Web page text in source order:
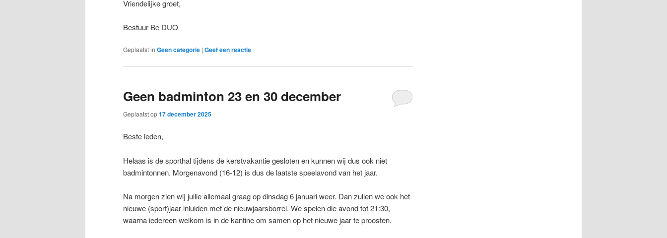
Vriendelijke groet,
Bestuur Bc DUO
Geplaatst in Geen categorie | Geef een reactie
Geen badminton 23 en 30 december
Geplaatst op17 december 2025
Beste leden,
Helaas is de sporthal tijdens de kerstvakantie gesloten en kunnen wij dus ook niet
badmintonnen. Morgenavond (16-12) is dus de laatste speelavond van het jaar.
Na morgen zien wij jullie allemaal graag op dinsdag 6 januari weer. Dan zullen we ook het
nieuwe (sport)jaar inluiden met de nieuwjaarsborrel. We spelen die avond tot 21:30,
waarna iedereen welkom is in de kantine om samen op het nieuwe jaar te proosten.